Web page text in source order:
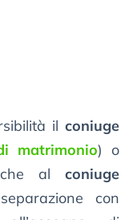
il coniuge
matrimonio) o
alconiuge
con